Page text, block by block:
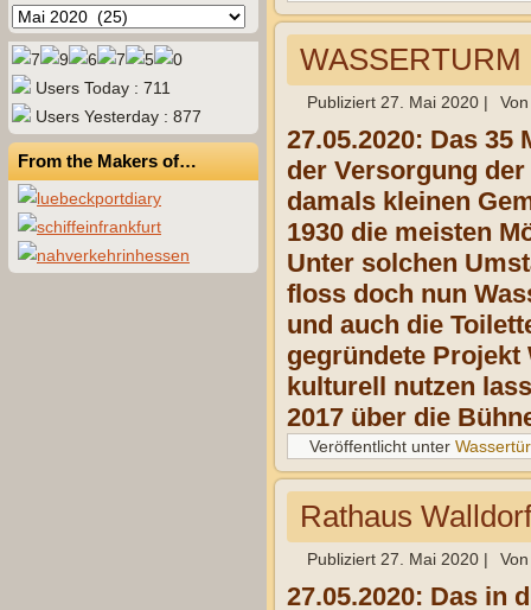
Archiv
Users Today : 711
Users Yesterday : 877
From the Makers of…
Publiziert 27. Mai 2020 | Von
27.05.2020: Das
der Versorgung
damals kleinen
1930 die meisten
Unter solchen
floss doch nun
und auch die
gegründete
kulturell nutzen
2017 über die
Veröffentlicht unter
Rathaus Walldorf
Publiziert 27. Mai 2020 | Von
27.05.2020: Das in